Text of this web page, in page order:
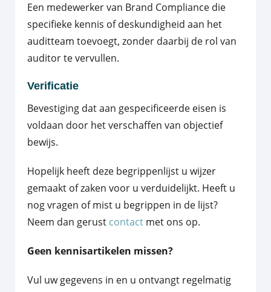
Een medewerker van Brand Compliance die
specifieke kennis of deskundigheid aan het
auditteam toevoegt, zonder daarbij de rol van
auditor te vervullen.
Verificatie
Bevestiging dat aan gespecificeerde eisen is
voldaan door het verschaffen van objectief
bewijs.
Hopelijk heeft deze begrippenlijst u wijzer
gemaakt of zaken voor u verduidelijkt. Heeft u
nog vragen of mist u begrippen in de lijst?
Neem dan gerust contact met ons op.
Geen kennisartikelen missen?
Vul uw gegevens in en u ontvangt regelmatig